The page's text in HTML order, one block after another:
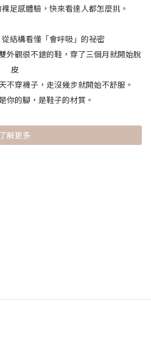
足感體驗，快來看達人都怎麼挑。
結構看懂「會呼吸」的祕密
外觀很不錯的鞋，穿了三個月就開始脫
皮
不穿襪子，走沒幾步就開始不舒服。
你的腳，是鞋子的材質。
了解更多